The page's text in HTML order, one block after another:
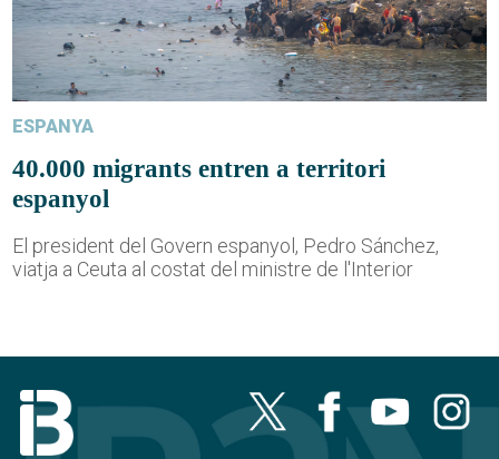
ESPANYA
40.000 migrants entren a territori
espanyol
El president del Govern espanyol, Pedro Sánchez,
viatja a Ceuta al costat del ministre de l'Interior